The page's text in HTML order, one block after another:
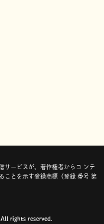
サービスが、著作権者からコ ンテ
ことを示す登録商標（登録 番号 第
rights reserved.